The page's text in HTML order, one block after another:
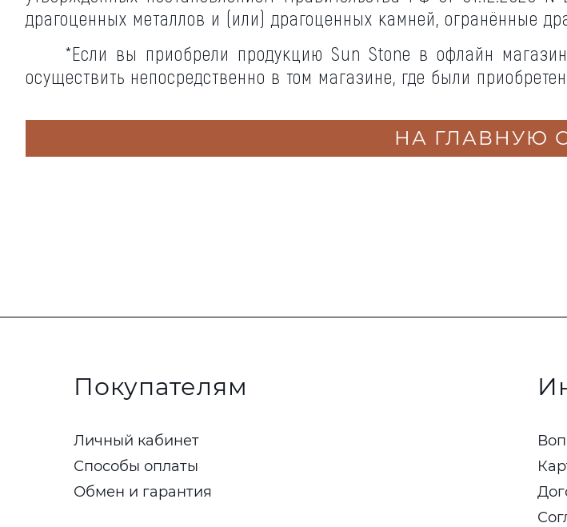
драгоценных металлов и (или) драгоценных камней, огранённые
*Если вы приобрели продукцию Sun Stone в офлайн
осуществить непосредственно в том магазине, где были
НА ГЛАВНУЮ
Покупателям
Личный кабинет
Способы оплаты
Обмен и гарантия